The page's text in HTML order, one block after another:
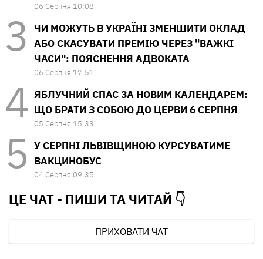
06 Серпня 10:08
ЧИ МОЖУТЬ В УКРАЇНІ ЗМЕНШИТИ ОКЛАД
АБО СКАСУВАТИ ПРЕМІЮ ЧЕРЕЗ "ВАЖКІ
ЧАСИ": ПОЯСНЕННЯ АДВОКАТА
06 Серпня 17:51
ЯБЛУЧНИЙ СПАС ЗА НОВИМ КАЛЕНДАРЕМ:
ЩО БРАТИ З СОБОЮ ДО ЦЕРВИ 6 СЕРПНЯ
05 Серпня 15:33
У СЕРПНІ ЛЬВІВЩИНОЮ КУРСУВАТИМЕ
ВАКЦИНОБУС
04 Серпня 09:35
ЦЕ ЧАТ - ПИШИ ТА ЧИТАЙ 👇
ПРИХОВАТИ ЧАТ